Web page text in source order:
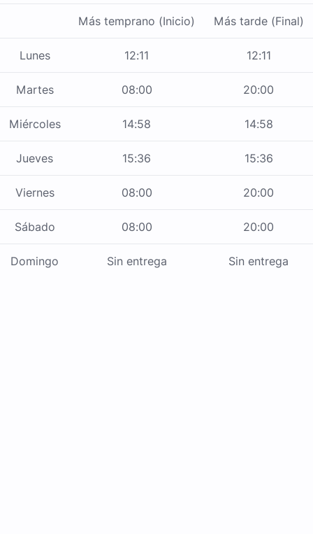
Más temprano (Inicio) Más tarde (Final)
Lunes 12:11 12:11
Martes 08:00 20:00
Miércoles 14:58 14:58
Jueves 15:36 15:36
Viernes 08:00 20:00
Sábado 08:00 20:00
Domingo Sin entrega Sin entrega